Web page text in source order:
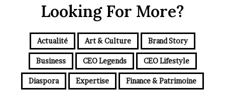
Looking For More?
Actualité Art & Culture Brand Story
Business CEO Legends CEO Lifestyle
Diaspora Expertise Finance & Patrimoine